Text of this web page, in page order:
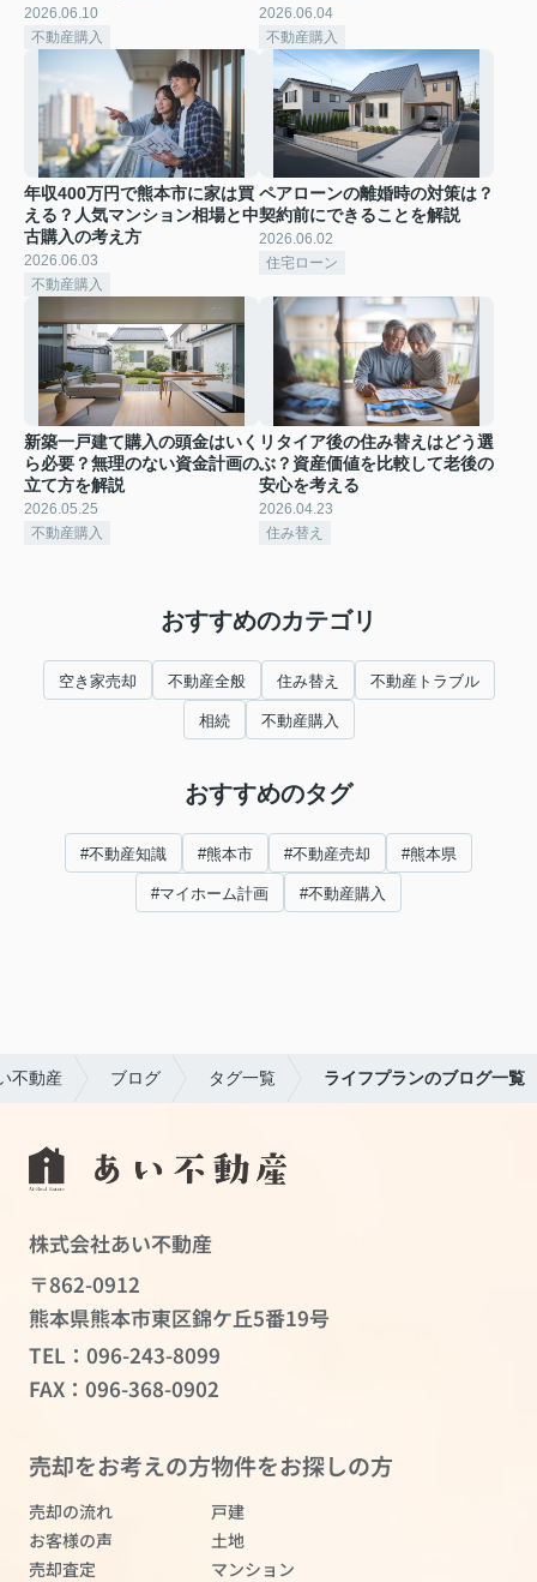
2026.06.10
不動産購入
2026.06.04
不動産購入
年収400万円で熊本市に家は買
える？人気マンション相場と中
古購入の考え方
2026.06.03
不動産購入
ペアローンの離婚時の対策は？
契約前にできることを解説
2026.06.02
住宅ローン
新築一戸建て購入の頭金はいく
ら必要？無理のない資金計画の
立て方を解説
2026.05.25
不動産購入
リタイア後の住み替えはどう選
ぶ？資産価値を比較して老後の
安心を考える
2026.04.23
住み替え
おすすめのカテゴリ
空き家売却 不動産全般 住み替え 不動産トラブル
相続 不動産購入
おすすめのタグ
#不動産知識 #熊本市 #不動産売却 #熊本県
#マイホーム計画 #不動産購入
不動産 ブログ タグ一覧 ライフプランのブログ一覧
株式会社あい不動産
〒862-0912
熊本県熊本市東区錦ケ丘5番19号
TEL： 096-243-8099
FAX：096-368-0902
売却をお考えの方
売却の流れ
お客様の声
売却査定
物件をお探しの方
戸建
土地
マンション